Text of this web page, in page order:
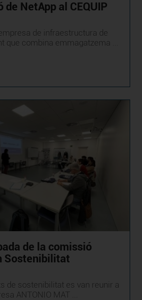
de NetApp al CEQUIP
de infraestructura de
que combina emmagatzema ...
de la comissió
Sostenibilitat
de sostenibilitat es van reunir a
ANTONIO MAT ...